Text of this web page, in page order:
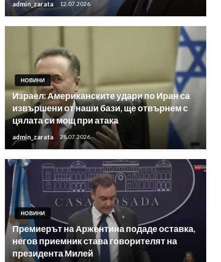
admin_zarata 12.07.2026
НОВИНИ
Израел: Американските удари по Иран са
извършени от наши бази, ще отвърнем с
цялата си мощ при атака
admin_zarata 28.07.2026
НОВИНИ
Премиерът на Аржентина подаде оставка,
негов приемник става говорителят на
президента Милей